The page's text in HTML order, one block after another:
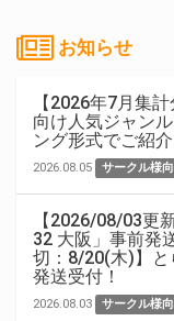
お知らせ
【2026年7月集
向け人気ジャン
ング形式でご紹介
2026.08.05 サークル様
【2026/08/03更
32 大阪」事前発
切：8/20(木)】と
発送受付！
2026.08.03 サークル様